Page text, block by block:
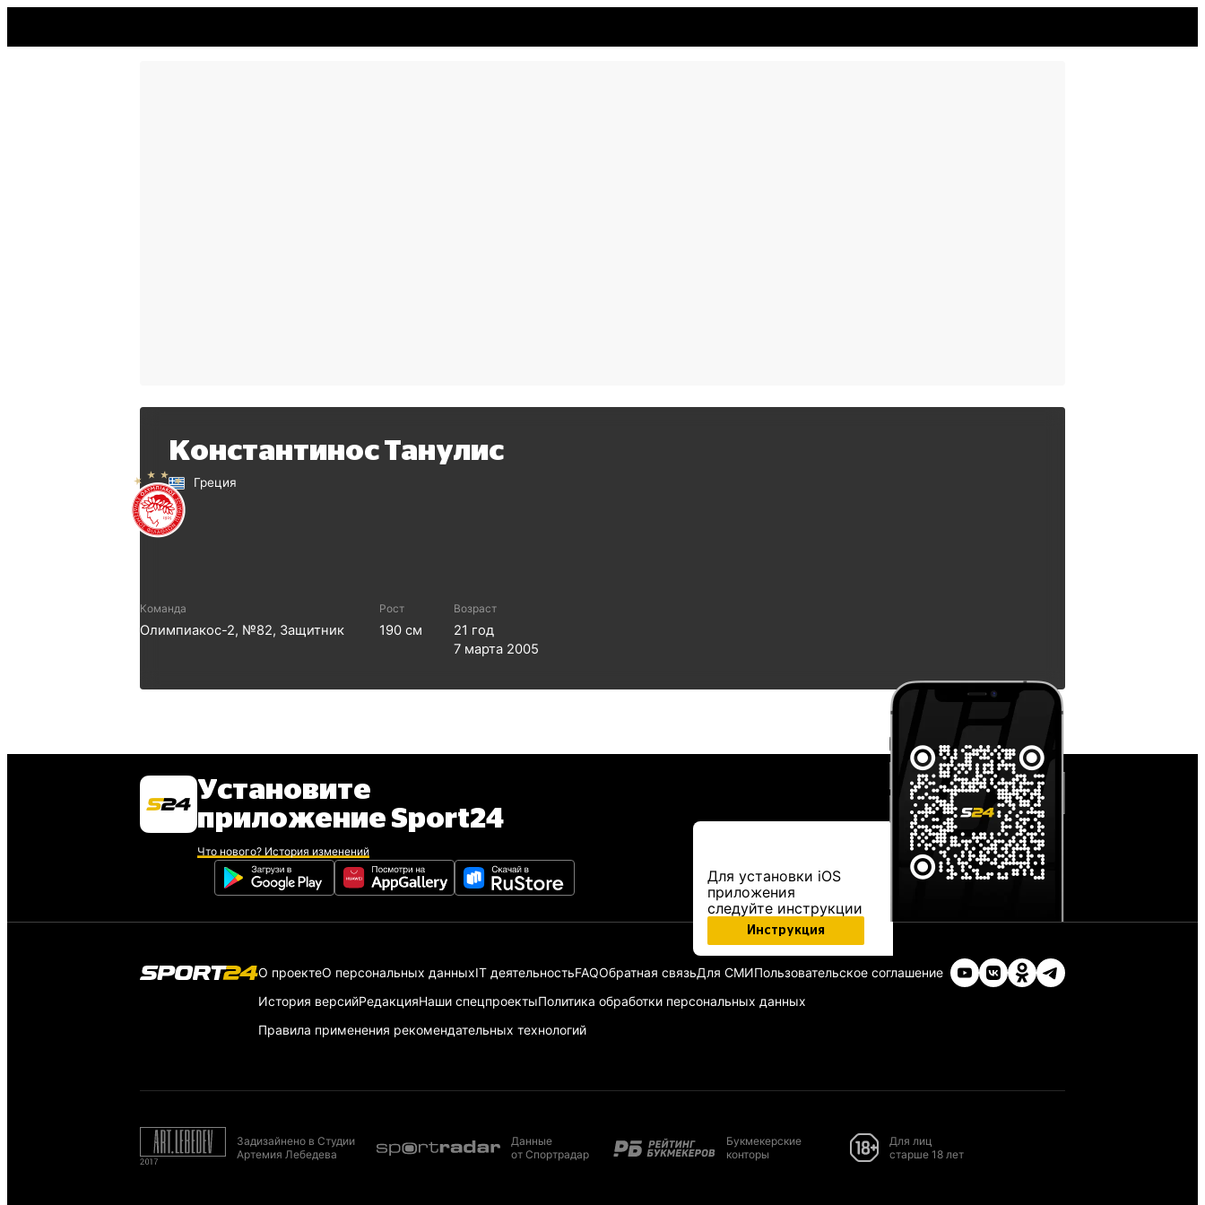
Константинос Танулис
Греция
Команда
Олимпиакос-2, №82, Защитник
Рост
190 см
Возраст
21 год
7 марта 2005
Установите
приложение Sport24
Что нового? История изменений
Для установки iOS
приложения
следуйте инструкции
Инструкция
О проектеО персональных данныхIT деятельностьFAQОбратная связьДля СМИПользовательское соглашение
История версийРедакцияНаши спецпроектыПолитика обработки персональных данных
Правила применения рекомендательных технологий
Задизайнено в Студии
Артемия Лебедева
Данные
от Спортрадар
Букмекерские
конторы
Для лиц
старше 18 лет